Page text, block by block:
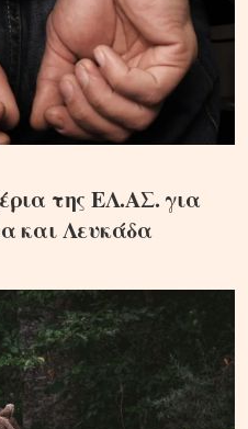
της ΕΛ.ΑΣ. για
και Λευκάδα